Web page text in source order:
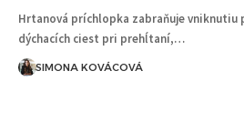
Hrtanová príchlopka zabraňuje
dýchacích ciest pri prehĺtaní,…
SIMONA KOVÁCOVÁ